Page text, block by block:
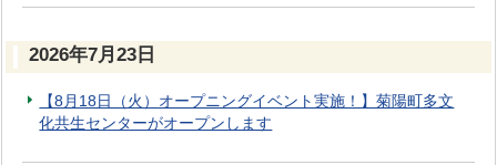
2026年7月23日
【8月18日（火）オープニングイベント実施！】菊陽町多文
化共生センターがオープンします